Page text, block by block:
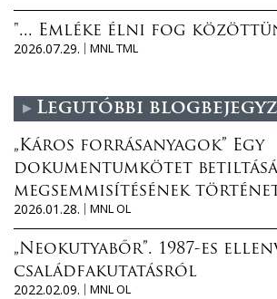
"... Emléke élni fog
2026.07.29.
MNL TML
Legutóbbi
„Káros forrásanyagok” Egy
dokumentumkötet
megsemmisítésének
2026.01.28.
MNL OL
„Neokutyabőr”. 1987-es
családfakutatásról
2022.02.09.
MNL OL